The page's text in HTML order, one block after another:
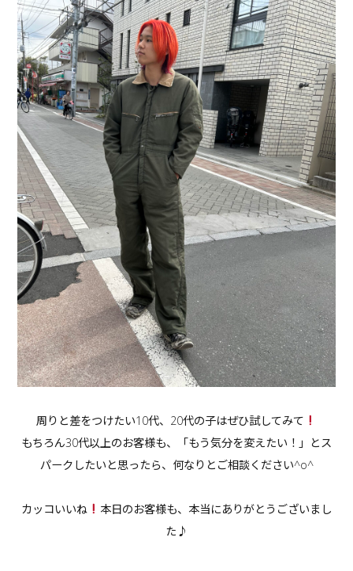
周りと差をつけたい10代、20代の子はぜひ試してみて
もちろん30代以上のお客様も、「もう気分を変えたい！」とス
パークしたいと思ったら、何なりとご相談ください^o^
カッコいいね
本日のお客様も、本当にありがとうございまし
た♪